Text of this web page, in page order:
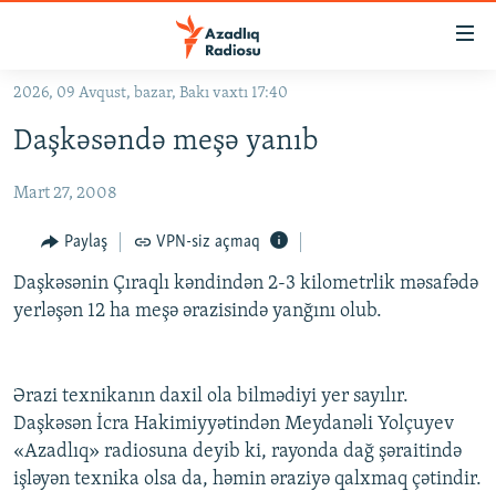
Əsas
qayıt
naviqasiyaya
Axtarışa
keç
#İZAHLA
KORRUPSIOMETR
#ƏSLINDƏ
FƏRQƏ BAX
QANUNI DOĞRU
MULTIMEDIA
VIDEO
FOTOQALEREYA
RADIO ARXIV
OXU ZALI
HAQQIMIZDA
2026, 09 Avqust, bazar, Bakı vaxtı 17:40
Daşkəsəndə meşə yanıb
Mart 27, 2008
Paylaş VPN-siz açmaq
Daşkəsənin Çıraqlı kəndindən 2-3 kilometrlik məsafədə
yerləşən 12 ha meşə ərazisində yanğını olub.
Ərazi texnikanın daxil ola bilmədiyi yer sayılır.
Daşkəsən İcra Hakimiyyətindən Meydanəli Yolçuyev
«Azadlıq» radiosuna deyib ki, rayonda dağ şəraitində
işləyən texnika olsa da, həmin əraziyə qalxmaq çətindir.